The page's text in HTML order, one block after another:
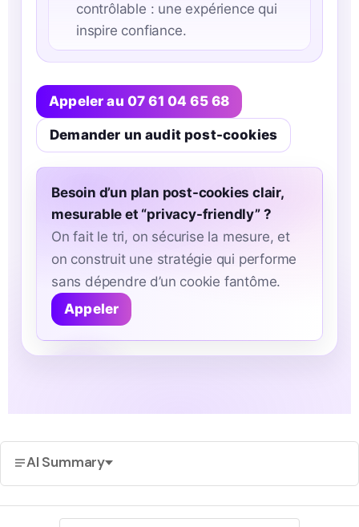
contrôlable : une expérience qui
inspire confiance.
Appeler au 07 61 04 65 68
Demander un audit post-cookies
Besoin d’un plan post-cookies clair,
mesurable et “privacy-friendly” ?
On fait le tri, on sécurise la mesure, et
on construit une stratégie qui performe
sans dépendre d’un cookie fantôme.
Appeler
AI Summary